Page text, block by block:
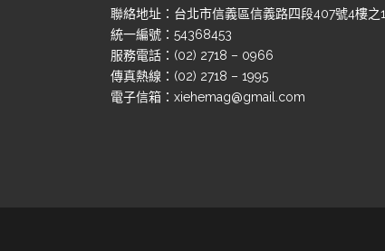
聯絡地址：台北市信義區信義路四段407號4樓之1
統一編號：54368453
服務電話：(02) 2718 – 0966
傳真熱線：(02) 2718 – 1995
電子信箱：xiehemag@gmail.com